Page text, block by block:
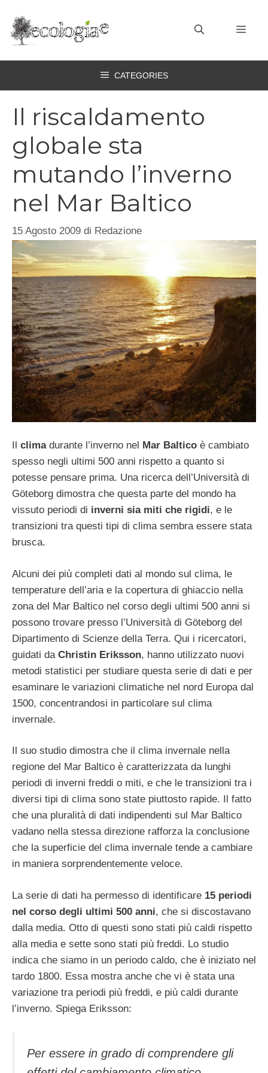
contenuto
CATEGORIES
Il riscaldamento
globale sta
mutando l’inverno
nel Mar Baltico
15 Agosto 2009 di Redazione
clima durante l’inverno nel Mar Baltico è cambiato
spesso negli ultimi 500 anni rispetto a quanto si
potesse pensare prima. Una ricerca dell’Università di
Göteborg dimostra che questa parte del mondo ha
vissuto periodi di inverni sia miti che rigidi, e le
transizioni tra questi tipi di clima sembra essere stata
brusca.
Alcuni dei più completi dati al mondo sul clima, le
temperature dell’aria e la copertura di ghiaccio nella
zona del Mar Baltico nel corso degli ultimi 500 anni si
possono trovare presso l’Università di Göteborg del
Dipartimento di Scienze della Terra. Qui i ricercatori,
guidati da Christin Eriksson, hanno utilizzato nuovi
metodi statistici per studiare questa serie di dati e per
esaminare le variazioni climatiche nel nord Europa dal
1500, concentrandosi in particolare sul clima
invernale.
Il suo studio dimostra che il clima invernale nella
regione del Mar Baltico è caratterizzata da lunghi
periodi di inverni freddi o miti, e che le transizioni tra i
diversi tipi di clima sono state piuttosto rapide. Il fatto
che una pluralità di dati indipendenti sul Mar Baltico
vadano nella stessa direzione rafforza la conclusione
che la superficie del clima invernale tende a cambiare
in maniera sorprendentemente veloce.
La serie di dati ha permesso di identificare 15 periodi
nel corso degli ultimi 500 anni, che si discostavano
dalla media. Otto di questi sono stati più caldi rispetto
alla media e sette sono stati più freddi. Lo studio
indica che siamo in un periodo caldo, che è iniziato nel
tardo 1800. Essa mostra anche che vi è stata una
variazione tra periodi più freddi, e più caldi durante
l’inverno. Spiega Eriksson:
Per essere in grado di comprendere gli